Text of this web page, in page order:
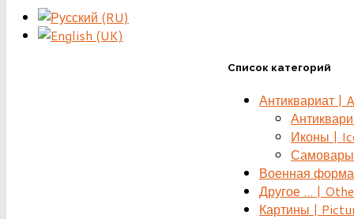
Список категорий
Антиквариат |
Иконы |
Военная
Другое ... |
Картины |